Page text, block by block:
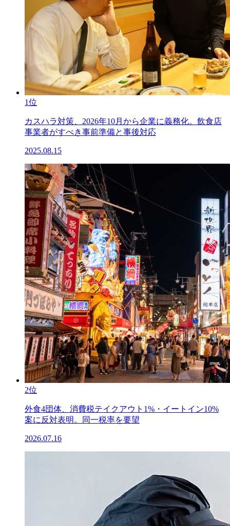
1位
カスハラ対策、2026年10月から企業に義務化。飲食店
事業者がすべき事前準備と事後対応
2025.08.15
2位
外食4団体、消費税テイクアウト1%・イートイン10%
案に反対表明。同一税率を要望
2026.07.16